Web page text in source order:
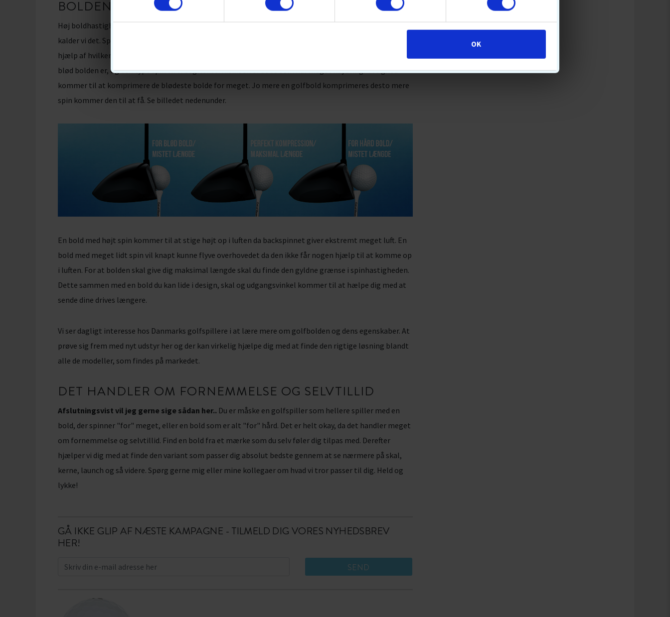
OK
BOLDEN SKAL SPINNE DE RIGTIGE STEDER
Høj boldhastighed er fantastisk på alle måder, men det kommer ikke uden uønskede bivirkninger. Spin
kalder vi det. Spin omkring greenen er altid dejligt at have, men det påvirker vi først og fremmest ved
hjælp af hvilken skal vi vælger vores bolde med. Spin i de længere slag handler mest om hvor hård eller
blød bolden er, og den type spin vil vi begrænse. Risikoen er at du som har meget høj svinghastighed
kommer til at komprimere de blødeste bolde for meget. Jo mere en golfbold komprimeres desto mere
spin kommer den til at få. Se billedet nedenunder.
En bold med højt spin kommer til at stige højt op i luften da backspinnet giver ekstremt meget luft. En
bold med meget lidt spin vil knapt kunne flyve overhovedet da den ikke får nogen hjælp til at komme op
i luften. For at bolden skal give dig maksimal længde skal du finde den gyldne grænse i spinhastigheden.
Dette sammen med en bold du kan lide i design, skal og udgangsvinkel kommer til at hælpe dig med at
sende dine drives længere.
Vi ser dagligt interesse hos Danmarks golfspillere i at lære mere om golfbolden og dens egenskaber. At
prøve sig frem med nyt udstyr her og der kan virkelig hjælpe dig med at finde den rigtige løsning blandt
alle de modeller, som findes på markedet.
DET HANDLER OM FORNEMMELSE OG SELVTILLID
Afslutningsvist vil jeg gerne sige sådan her.. Du er måske en golfspiller som hellere spiller med en
bold, der spinner "for" meget, eller en bold som er alt "for" hård. Det er helt okay, da det handler meget
om fornemmelse og selvtillid. Find en bold fra et mærke som du selv føler dig tilpas med. Derefter
hjælper vi dig med at finde den variant som passer dig absolut bedste gennem at se nærmere på skal,
kerne, launch og så videre. Spørg gerne mig eller mine kollegaer om hvad vi tror passer til dig. Held og
lykke!
GÅ IKKE GLIP AF NÆSTE KAMPAGNE - TILMELD DIG VORES NYHEDSBREV
HER!